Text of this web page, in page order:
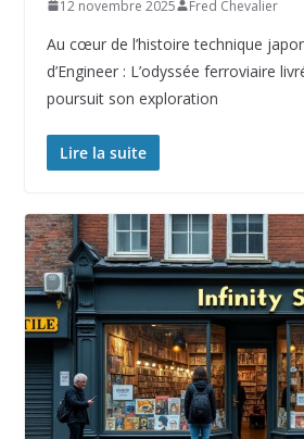
12 novembre 2025 Fred Chevalier
Au cœur de l’histoire technique
d’Engineer : L’odyssée ferroviaire
poursuit son exploration
Lire la suite